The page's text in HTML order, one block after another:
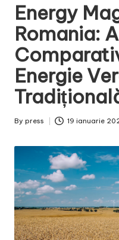
Energy
Romania:
Energie
Posted
By press 19 ianuarie